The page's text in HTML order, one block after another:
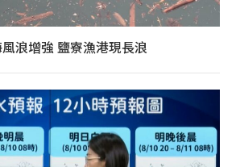
浪增強 鹽寮漁港現長浪